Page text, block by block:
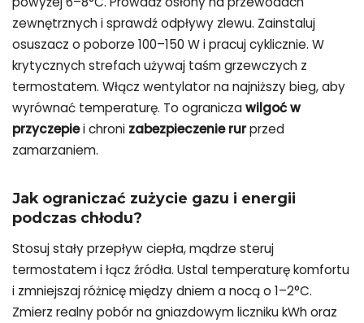
zewnętrznych i sprawdź odpływy zlewu. Zainstaluj
osuszacz o poborze 100–150 W i pracuj cyklicznie. W
krytycznych strefach używaj taśm grzewczych z
termostatem. Włącz wentylator na najniższy bieg, aby
wyrównać temperaturę. To ograniczawilgoć w
przyczepiei chroni zabezpieczenie rurprzed
zamarzaniem.
Jak ograniczać zużycie gazu i energii
podczas chłodu?
Stosuj stały przepływ ciepła, mądrze steruj
termostatem i łącz źródła. Ustal temperaturę komfortu
i zmniejszaj różnicę między dniem a nocą o 1–2°C.
Zmierz realny pobór na gniazdowym liczniku kWh oraz